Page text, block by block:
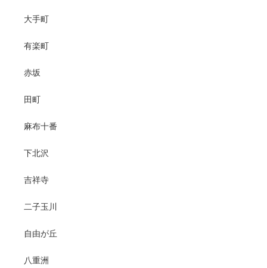
大手町
有楽町
赤坂
田町
麻布十番
下北沢
吉祥寺
二子玉川
自由が丘
八重洲